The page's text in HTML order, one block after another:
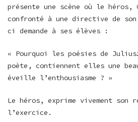
présente une scène où le héros,
confronté à une directive de
ci demande à ses élèves :
« Pourquoi les poésies de
poète, contiennent elles une
éveille l’enthousiasme ? »
Le héros, exprime vivement son
l’exercice.